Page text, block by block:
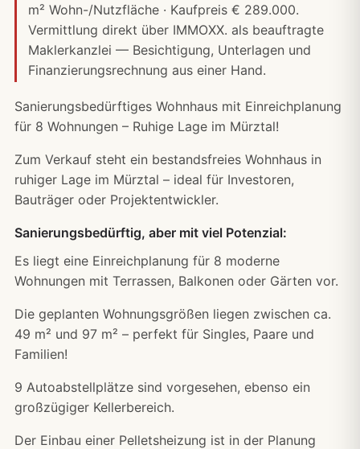
m² Wohn-/Nutzfläche · Kaufpreis € 289.000.
Vermittlung direkt über IMMOXX. als beauftragte
Maklerkanzlei — Besichtigung, Unterlagen und
Finanzierungsrechnung aus einer Hand.
Sanierungsbedürftiges Wohnhaus mit Einreichplanung
für 8 Wohnungen – Ruhige Lage im Mürztal!
Zum Verkauf steht ein bestandsfreies Wohnhaus in
ruhiger Lage im Mürztal – ideal für Investoren,
Bauträger oder Projektentwickler.
Sanierungsbedürftig, aber mit viel Potenzial:
Es liegt eine Einreichplanung für 8 moderne
Wohnungen mit Terrassen, Balkonen oder Gärten vor.
Die geplanten Wohnungsgrößen liegen zwischen ca.
49 m² und 97 m² – perfekt für Singles, Paare und
Familien!
9 Autoabstellplätze sind vorgesehen, ebenso ein
großzügiger Kellerbereich.
Der Einbau einer Pelletsheizung ist in der Planung